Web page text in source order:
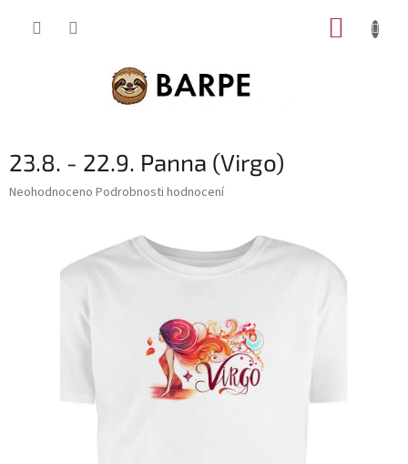
23.8. - 22.9. Panna (Virgo)
Průměrné
Neohodnoceno Podrobnosti hodnocení